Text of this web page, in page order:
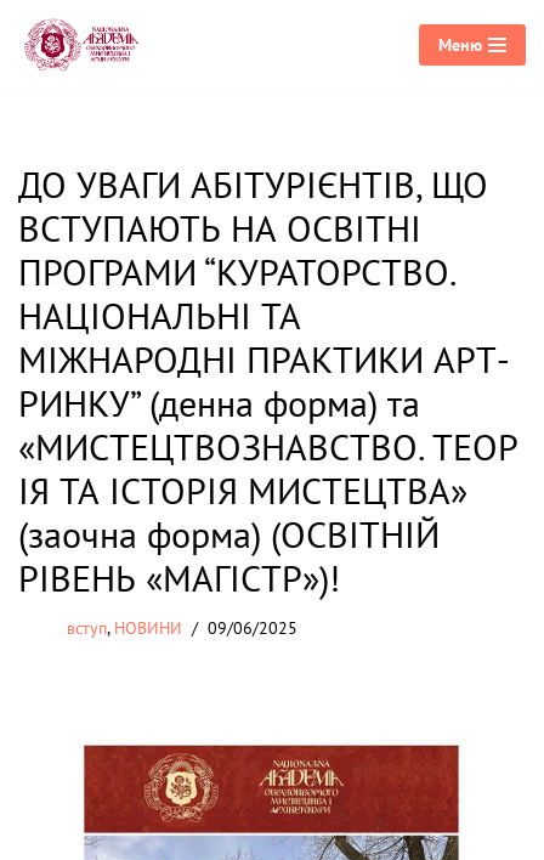
Перейти
Меню
ДО УВАГИ АБІТУРІЄНТІВ, ЩО
ВСТУПАЮТЬ НА ОСВІТНІ
ПРОГРАМИ “КУРАТОРСТВО.
НАЦІОНАЛЬНІ ТА
МІЖНАРОДНІ ПРАКТИКИ АРТ-
РИНКУ” (денна форма) та
«МИСТЕЦТВОЗНАВСТВО. ТЕОР
ІЯ ТА ІСТОРІЯ МИСТЕЦТВА»
(заочна форма) (ОСВІТНІЙ
РІВЕНЬ «МАГІСТР»)!
вступ, НОВИНИ 09/06/2025